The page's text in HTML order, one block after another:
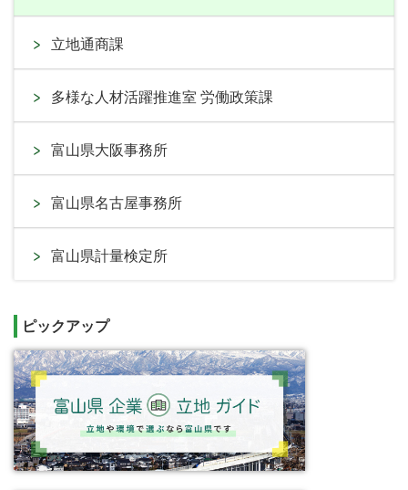
立地通商課
多様な人材活躍推進室 労働政策課
富山県大阪事務所
富山県名古屋事務所
富山県計量検定所
ピックアップ